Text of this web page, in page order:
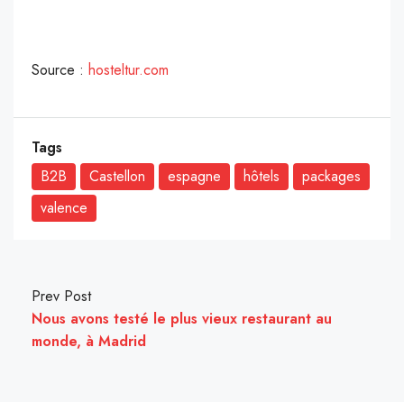
Source : hosteltur.com
Tags
B2B
Castellon espagne hôtels
packages
valence
Prev Post
Nous avons testé le plus vieux restaurant au
monde, à Madrid